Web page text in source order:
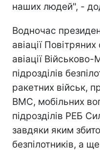
наших людей", -
Водночас
авіації Повітряних
авіації
підрозділів
ракетних військ,
ВМС, мобільних
підрозділів РЕБ
завдяки яким
безпілотників, а